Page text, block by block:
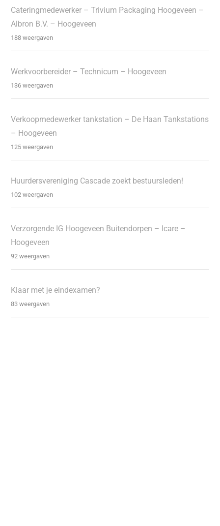
Cateringmedewerker – Trivium Packaging Hoogeveen –
Albron B.V. – Hoogeveen
188 weergaven
Werkvoorbereider – Technicum – Hoogeveen
136 weergaven
Verkoopmedewerker tankstation – De Haan Tankstations
– Hoogeveen
125 weergaven
Huurdersvereniging Cascade zoekt bestuursleden!
102 weergaven
Verzorgende IG Hoogeveen Buitendorpen – Icare –
Hoogeveen
92 weergaven
Klaar met je eindexamen?
83 weergaven